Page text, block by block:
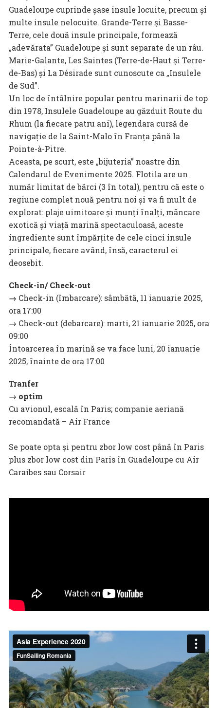
Guadeloupe cuprinde șase insule locuite, precum și
multe insule nelocuite. Grande-Terre și Basse-
Terre, cele două insule principale, formează
„adevărata” Guadeloupe și sunt separate de un râu.
Marie-Galante, Les Saintes (Terre-de-Haut și Terre-
de-Bas) și La Désirade sunt cunoscute ca „Insulele
de Sud”.
Un loc de întâlnire popular pentru marinarii de top
din 1978, Insulele Guadeloupe au găzduit Route du
Rhum (la fiecare patru ani), legendara cursă de
navigație de la Saint-Malo în Franța până la
Pointe-à-Pitre.
Aceasta, pe scurt, este „bijuteria” noastre din
Calendarul de Evenimente 2025. Flotila are un
număr limitat de bărci (3 în total), pentru că este o
regiune complet nouă pentru noi și va fi mult de
explorat: plaje uimitoare și munți înalți, mâncare
exotică și viață marină spectaculoasă, aceste
ingrediente sunt împărțite de cele cinci insule
principale, fiecare având, însă, caracterul ei
deosebit.
Check-in/ Check-out
→ Check-in (îmbarcare): sâmbătă, 11 ianuarie 2025,
ora 17:00
→ Check-out (debarcare): marti, 21 ianuarie 2025, ora
09:00
Întoarcerea în marină se va face luni, 20 ianuarie
2025, înainte de ora 17:00
Tranfer
→ optim
Cu avionul, escală în Paris; companie aeriană
recomandată – Air France
Se poate opta și pentru zbor low cost până în Paris
plus zbor low cost din Paris în Guadeloupe cu Air
Caraibes sau Corsair